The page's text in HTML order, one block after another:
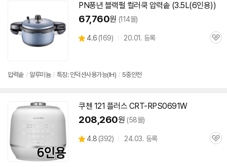
PN풍년 블랙펄 컬러쿡 압력솥 (3.5L(6인용))
67,760원 (114몰)
별
4.6 (상
뷰
169) 20.01. 등록
관
압력솥 / 알루미늄 / 특징: 인덕션사용가능(IH) / 5중안전
쿠첸 121 플러스 CRT-RPS0691W
208,260원 (58몰)
별
4.8 (상
392) 24.03. 등록
관